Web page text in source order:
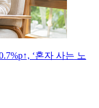
‘혼자 사는 노